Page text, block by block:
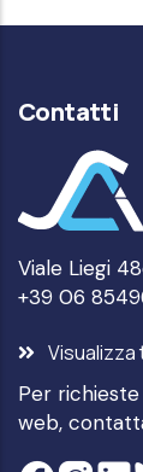
Contatti
Viale Liegi
+39 06
Visualizza
Per
web,